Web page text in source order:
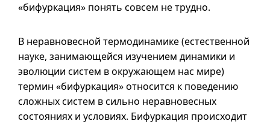
«бифуркация» понять совсем не трудно.
В неравновесной термодинамике (естественной
науке, занимающейся изучением динамики и
эволюции систем в окружающем нас мире)
термин «бифуркация» относится к поведению
сложных систем в сильно неравновесных
состояниях и условиях. Бифуркация происходит